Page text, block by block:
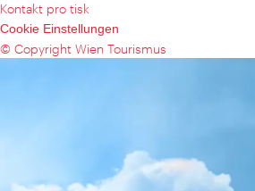
Kontakt pro tisk
Cookie Einstellungen
© Copyright Wien Tourismus